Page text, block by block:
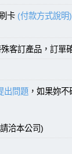
卡 (付款方式說明)
客訂產品，訂單
出問題 ，如果妳
洽本公司)